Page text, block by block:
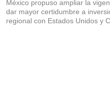
México propuso ampliar la
dar mayor certidumbre a
regional con Estados Unidos y